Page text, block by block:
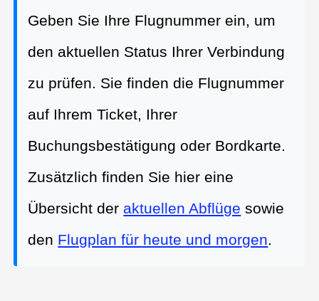
Geben Sie Ihre Flugnummer ein, um
den aktuellen Status Ihrer Verbindung
zu prüfen. Sie finden die Flugnummer
auf Ihrem Ticket, Ihrer
Buchungsbestätigung oder Bordkarte.
Zusätzlich finden Sie hier eine
Übersicht der aktuellen Abflüge sowie
den Flugplan für heute und morgen.